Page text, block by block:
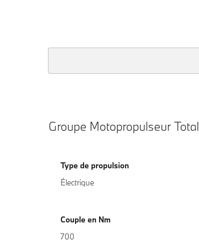
Groupe Motopropulseur Total
Type de propulsion
Électrique
Couple en Nm
700